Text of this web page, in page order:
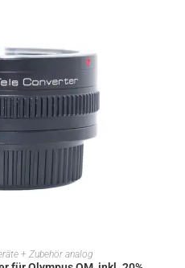
+ Zubehör analog